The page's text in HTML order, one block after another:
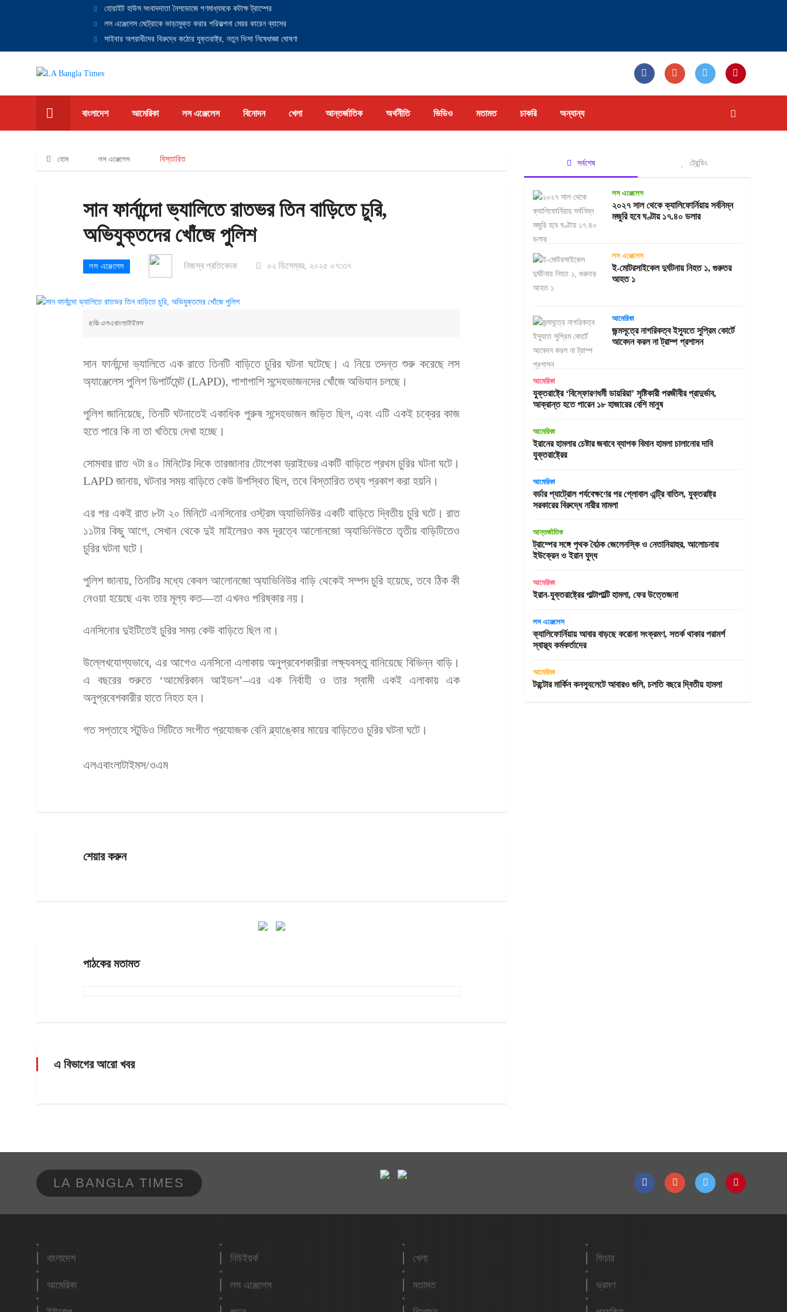
হোয়াইট হাউস সংবাদদাতা নৈশভোজে গণমাধ্যমকে কটাক্ষ ট্রাম্পের
লস এঞ্জেলেস মেট্রোকে ভাড়ামুক্ত করার পরিকল্পনা মেয়র কারেন ব্যাসের
সাইবার অপরাধীদের বিরুদ্ধে কঠোর যুক্তরাষ্ট্র, নতুন ভিসা নিষেধাজ্ঞা ঘোষণা
বাংলাদেশ আমেরিকা লস এঞ্জেলেস বিনোদন খেলা আন্তর্জাতিক অর্থনীতি ভিডিও মতামত চাকরি অন্যান্য
হোম লস এঞ্জেলেস বিস্তারিত
সান ফার্নান্দো ভ্যালিতে রাতভর তিন বাড়িতে চুরি,
অভিযুক্তদের খোঁজে পুলিশ
লস এঞ্জেলেস নিজস্ব প্রতিবেদক ০২ ডিসেম্বর, ২০২৫ ০৭:৩৭
ছবিঃ এলএবাংলাটাইমস
সান ফার্নান্দো ভ্যালিতে এক রাতে তিনটি বাড়িতে চুরির ঘটনা ঘটেছে। এ নিয়ে তদন্ত শুরু করেছে লস
অ্যাঞ্জেলেস পুলিশ ডিপার্টমেন্ট (LAPD), পাশাপাশি সন্দেহভাজনদের খোঁজে অভিযান চলছে।
পুলিশ জানিয়েছে, তিনটি ঘটনাতেই একাধিক পুরুষ সন্দেহভাজন জড়িত ছিল, এবং এটি একই চক্রের কাজ
হতে পারে কি না তা খতিয়ে দেখা হচ্ছে।
সোমবার রাত ৭টা ৪০ মিনিটের দিকে তারজানার টোপেকা ড্রাইভের একটি বাড়িতে প্রথম চুরির ঘটনা ঘটে।
LAPD জানায়, ঘটনার সময় বাড়িতে কেউ উপস্থিত ছিল, তবে বিস্তারিত তথ্য প্রকাশ করা হয়নি।
এর পর একই রাত ৮টা ২০ মিনিটে এনসিনোর ওস্ট্রম অ্যাভিনিউর একটি বাড়িতে দ্বিতীয় চুরি ঘটে। রাত
১১টার কিছু আগে, সেখান থেকে দুই মাইলেরও কম দূরত্বে আলোনজো অ্যাভিনিউতে তৃতীয় বাড়িটিতেও
চুরির ঘটনা ঘটে।
পুলিশ জানায়, তিনটির মধ্যে কেবল আলোনজো অ্যাভিনিউর বাড়ি থেকেই সম্পদ চুরি হয়েছে, তবে ঠিক কী
নেওয়া হয়েছে এবং তার মূল্য কত—তা এখনও পরিষ্কার নয়।
এনসিনোর দুইটিতেই চুরির সময় কেউ বাড়িতে ছিল না।
উল্লেখযোগ্যভাবে, এর আগেও এনসিনো এলাকায় অনুপ্রবেশকারীরা লক্ষ্যবস্তু বানিয়েছে বিভিন্ন বাড়ি।
এ বছরের শুরুতে ‘আমেরিকান আইডল’–এর এক নির্বাহী ও তার স্বামী একই এলাকায় এক
অনুপ্রবেশকারীর হাতে নিহত হন।
গত সপ্তাহে স্টুডিও সিটিতে সংগীত প্রযোজক বেনি ব্ল্যাঙ্কোর মায়ের বাড়িতেও চুরির ঘটনা ঘটে।
এলএবাংলাটাইমস/ওএম
শেয়ার করুন
পাঠকের মতামত
এ বিভাগের আরো খবর
সর্বশেষ ট্রেন্ডিং
লস এঞ্জেলেস
২০২৭ সাল থেকে ক্যালিফোর্নিয়ায় সর্বনিম্ন
মজুরি হবে ঘণ্টায় ১৭.৪০ ডলার
লস এঞ্জেলেস
ই-মোটরসাইকেল দুর্ঘটনায় নিহত ১, গুরুতর
আহত ১
আমেরিকা
জন্মসূত্রে নাগরিকত্ব ইস্যুতে সুপ্রিম কোর্টে
আবেদন করল না ট্রাম্প প্রশাসন
আমেরিকা
যুক্তরাষ্ট্রে ‘বিস্ফোরণধর্মী ডায়রিয়া’ সৃষ্টিকারী পরজীবীর প্রাদুর্ভাব,
আক্রান্ত হতে পারেন ১৮ হাজারের বেশি মানুষ
আমেরিকা
ইরানের হামলার চেষ্টার জবাবে ব্যাপক বিমান হামলা চালানোর দাবি
যুক্তরাষ্ট্রের
আমেরিকা
বর্ডার প্যাট্রোল পর্যবেক্ষণের পর গ্লোবাল এন্ট্রি বাতিল, যুক্তরাষ্ট্র
সরকারের বিরুদ্ধে নারীর মামলা
আন্তর্জাতিক
ট্রাম্পের সঙ্গে পৃথক বৈঠক জেলেনস্কি ও নেতানিয়াহুর, আলোচনায়
ইউক্রেন ও ইরান যুদ্ধ
আমেরিকা
ইরান-যুক্তরাষ্ট্রের পাল্টাপাল্টি হামলা, ফের উত্তেজনা
লস এঞ্জেলেস
ক্যালিফোর্নিয়ায় আবার বাড়ছে করোনা সংক্রমণ, সতর্ক থাকার পরামর্শ
স্বাস্থ্য কর্মকর্তাদের
আমেরিকা
টরন্টোর মার্কিন কনস্যুলেটে আবারও গুলি, চলতি বছরে দ্বিতীয় হামলা
LA BANGLA TIMES
বাংলাদেশ
আমেরিকা
নিউইয়র্ক
লস এঞ্জেলেস
খেলা
মতামত
ফিচার
ভ্রমণ